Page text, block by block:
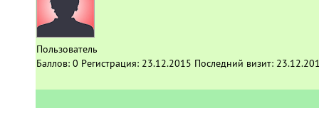
Пользователь
Баллов: 0 Регистрация: 23.12.2015 Последний визит: